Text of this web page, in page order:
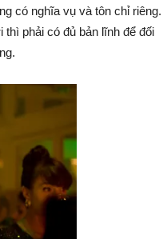
có nghĩa vụ và tôn chỉ riêng.
phải có đủ bản lĩnh để đối